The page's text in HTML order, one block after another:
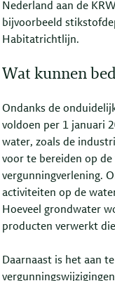
Nederland aan de
bijvoorbeeld
Habitatrichtlijn.
Wat kunnen
Ondanks de
voldoen per 1 januari
water, zoals de
voor te bereiden op
vergunningverlening.
activiteiten op de
Hoeveel grondwater
producten verwerkt
Daarnaast is het aan